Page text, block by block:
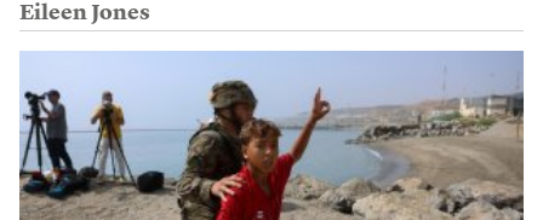
Eileen Jones